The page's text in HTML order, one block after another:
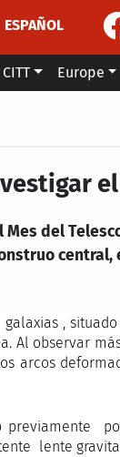
ESPAÑOL
CITT Europe
del
central,
,
Al observar
arcos
previamente
lente